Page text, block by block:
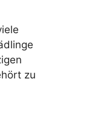
zu